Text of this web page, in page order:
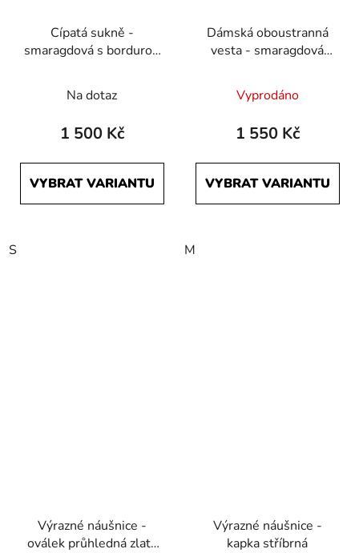
Cípatá sukně -
smaragdová s bordurou
Na dotaz
1 500 Kč
VYBRAT VARIANTU
S
Dámská oboustranná
vesta - smaragdová
hodnocení
produktu
5,0
z
Vyprodáno
1 550 Kč
VYBRAT VARIANTU
M
Výrazné náušnice -
oválek průhledná zlatá
Výrazné náušnice -
kapka stříbrná